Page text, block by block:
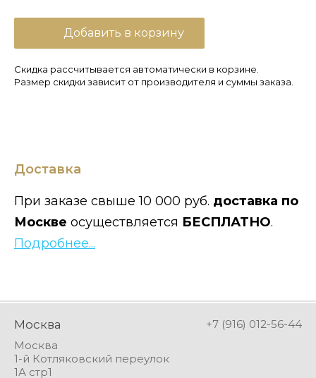
Добавить в корзину
Скидка рассчитывается автоматически в корзине.
Размер скидки зависит от производителя и суммы заказа.
Доставка
При заказе свыше 10 000 руб. доставка по
Москве осуществляется БЕСПЛАТНО.
Подробнее...
Москва
+7 (916) 012-56-44
Москва
1-й Котляковский переулок
1А стр1